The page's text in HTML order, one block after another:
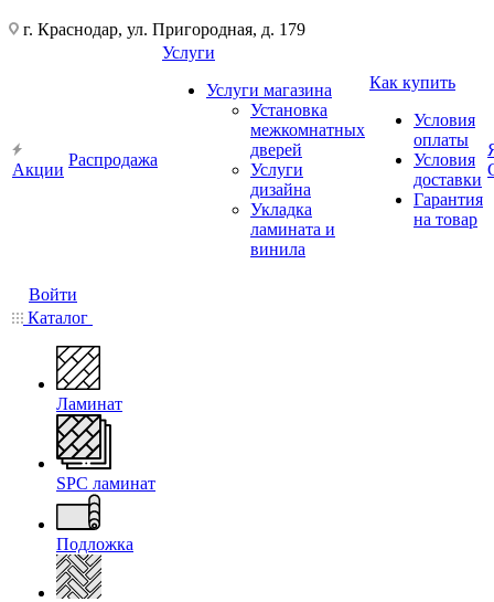
г. Краснодар, ул. Пригородная, д. 179
Акции
Распродажа
Услуги
Услуги магазина
Установка
межкомнатных
дверей
Услуги
дизайна
Укладка
ламината и
винила
Как купить
Условия
оплаты
Условия
доставки
Гарантия
на товар
Войти
Каталог
Ламинат
SPC ламинат
Подложка